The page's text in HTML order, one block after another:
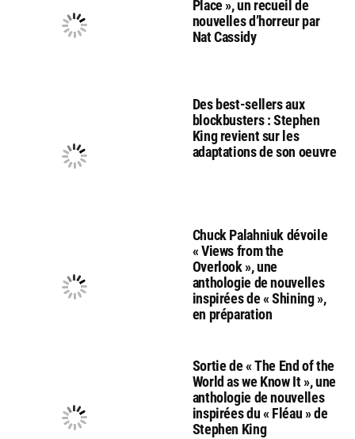
Place », un recueil de
nouvelles d’horreur par
Nat Cassidy
Des best-sellers aux
blockbusters : Stephen
King revient sur les
adaptations de son oeuvre
Chuck Palahniuk dévoile
« Views from the
Overlook », une
anthologie de nouvelles
inspirées de « Shining »,
en préparation
Sortie de « The End of the
World as we Know It », une
anthologie de nouvelles
inspirées du « Fléau » de
Stephen King